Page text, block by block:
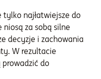
tylko najłatwiejsze do
niosą za sobą silne
decyzje i zachowania
W rezultacie
do